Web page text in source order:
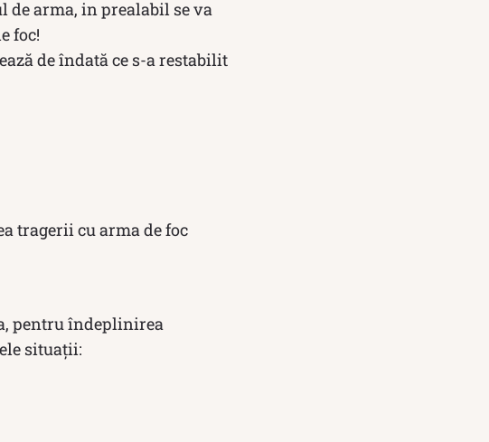
arma, in prealabil se va
foc!
de îndată ce s-a restabilit
tragerii cu arma de foc
pentru îndeplinirea
situații: